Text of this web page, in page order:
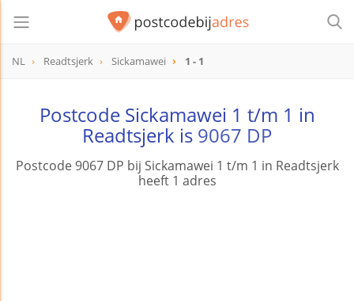
NL Readtsjerk Sickamawei 1 - 1
Postcode Sickamawei 1 t/m 1 in
Readtsjerk is 9067 DP
Postcode 9067 DP bij Sickamawei 1 t/m 1 in Readtsjerk
heeft 1 adres